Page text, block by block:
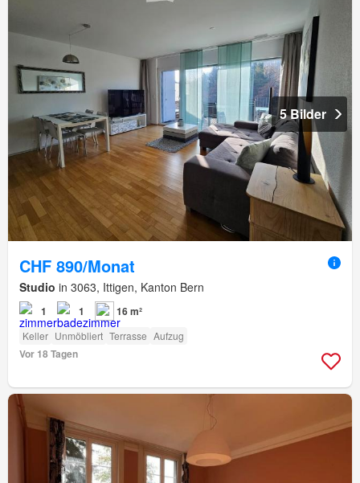
5 Bilder
CHF 890/Monat
Studio in 3063, Ittigen, Kanton Bern
1 1 16 m²
Keller Unmöbliert Terrasse Aufzug
Vor 18 Tagen